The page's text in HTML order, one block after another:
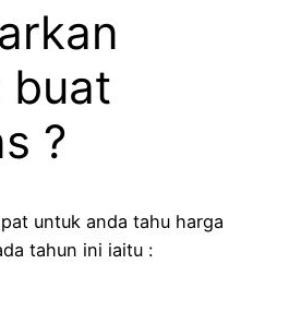
buat
?
untuk anda tahu harga
tahun ini iaitu :